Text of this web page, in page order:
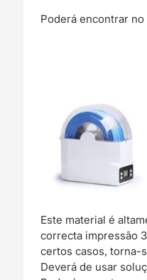
Poderá encontrar
Este material é
correcta impressão
certos casos, torna-
Deverá de usar